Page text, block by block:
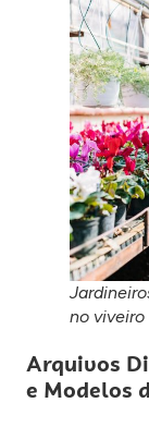
no viveiro
Arquivos
e Modelos